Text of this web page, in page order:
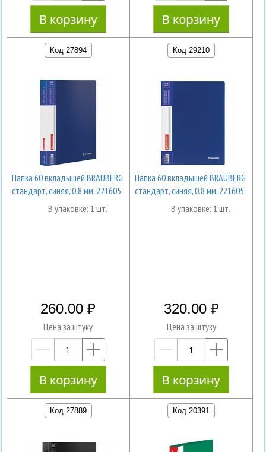
Код 27894
Папка 60 вкладышей BRAUBERG
стандарт, синяя, 0,8 мм, 221605
В упаковке: 1 шт.
260.00
Цена за штуку
—
Код 29210
Папка 60 вкладышей BRAUBERG
стандарт, синяя, 0.8 мм, 221605
В упаковке: 1 шт.
320.00
Цена за штуку
—
Код 27889 Код 20391